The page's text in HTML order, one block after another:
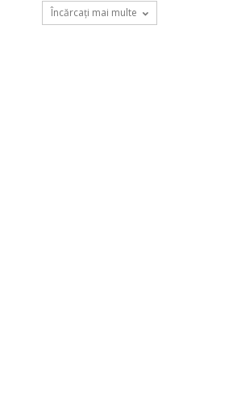
Încărcați mai multe